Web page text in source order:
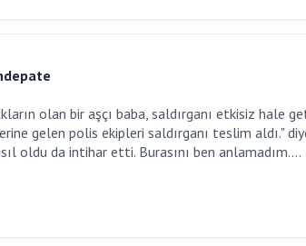
olan bir aşçı baba, saldırganı etkisiz hale
gelen polis ekipleri saldırganı teslim aldı."
oldu da intihar etti. Burasını ben anlamadım....